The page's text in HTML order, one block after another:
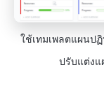
ใช้เทมเพลตแผนป
ปรับแต่งแ